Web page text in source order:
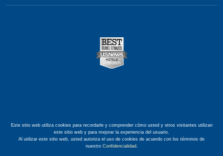
Este sitio web utiliza cookies para recordarle y comprender cómo usted y otros visitantes utilizan
este sitio web y para mejorar la experiencia del usuario.
Al utilizar este sitio web, usted autoriza el uso de cookies de acuerdo con los términos de
nuestro Confidencialidad.